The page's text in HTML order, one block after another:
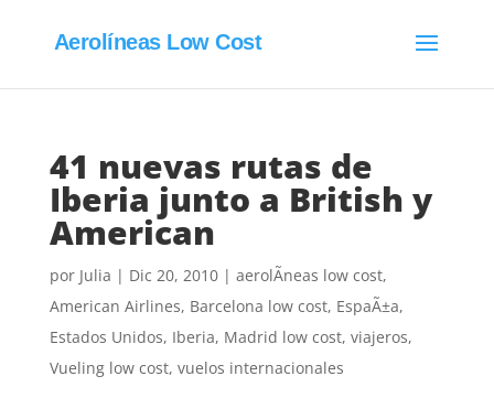
Aerolíneas Low Cost
41 nuevas rutas de
Iberia junto a British y
American
por Julia | Dic 20, 2010| aerolÃ­neas low cost,
American Airlines, Barcelona low cost, EspaÃ±a,
Estados Unidos, Iberia, Madrid low cost, viajeros,
Vueling low cost, vuelos internacionales